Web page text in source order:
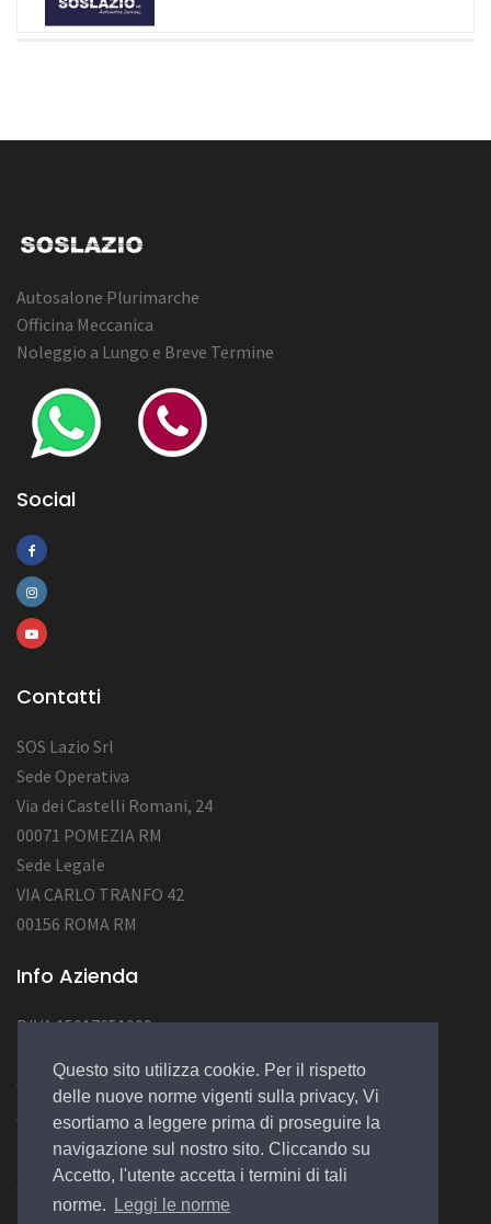
Questo sito utilizza cookie. Per il rispetto
delle nuove norme vigenti sulla privacy, Vi
esortiamo a leggere prima di proseguire la
navigazione sul nostro sito. Cliccando su
Accetto, l'utente accetta i termini di tali
norme.
Leggi le norme
Autosalone Plurimarche
Officina Meccanica
Noleggio a Lungo e Breve Termine
Social
Contatti
SOS Lazio Srl
Sede Operativa
Via dei Castelli Romani, 24
00071 POMEZIA RM
Sede Legale
VIA CARLO TRANFO 42
00156 ROMA RM
Info Azienda
P.IVA 15017651009
Cap.Soc. : 50.000,00 EURO
Socio Unico
© 2022 Design byEGSoft